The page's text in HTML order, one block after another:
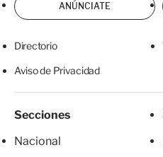
ANÚNCIATE
Directorio
Aviso de Privacidad
Secciones
Nacional